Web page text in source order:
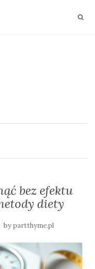
bez efektu
diety
bypartthyme.pl